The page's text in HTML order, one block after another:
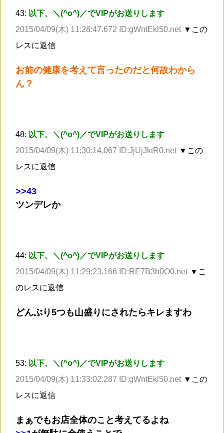
43: 以下、＼(^o^)／でVIPがお送りします
2015/04/09(木) 11:28:47.672 ID:gWntEkl50.net ▼この
レスに返信
お前の健康を考えて言ったのだと何故わから
ん？
48: 以下、＼(^o^)／でVIPがお送りします
2015/04/09(木) 11:30:14.067 ID:JjUjJktR0.net ▼この
レスに返信
>>43
ツンデレか
44: 以下、＼(^o^)／でVIPがお送りします
2015/04/09(木) 11:29:23.166 ID:RE7B3b0O0.net ▼こ
のレスに返信
どんぶり5つも山盛りにされたらキレますわ
53: 以下、＼(^o^)／でVIPがお送りします
2015/04/09(木) 11:33:02.287 ID:gWntEkl50.net ▼この
レスに返信
まぁでもお店全体のこと考えてるよね